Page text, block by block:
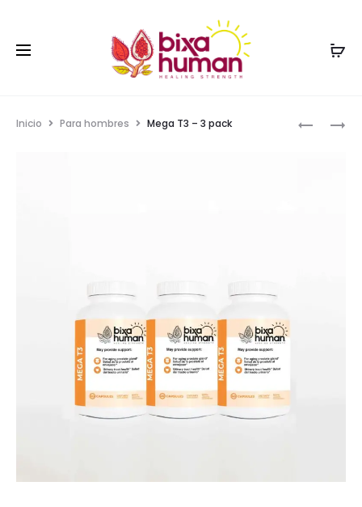
Inicio Para hombres Mega T3 – 3 pack